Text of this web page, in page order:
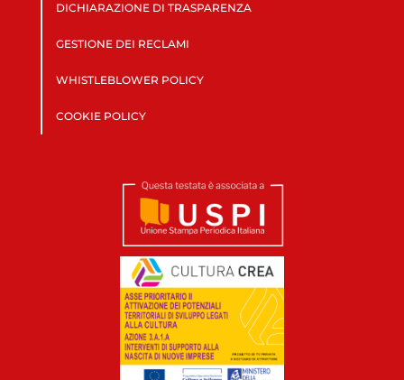
DICHIARAZIONE DI TRASPARENZA
GESTIONE DEI RECLAMI
WHISTLEBLOWER POLICY
COOKIE POLICY